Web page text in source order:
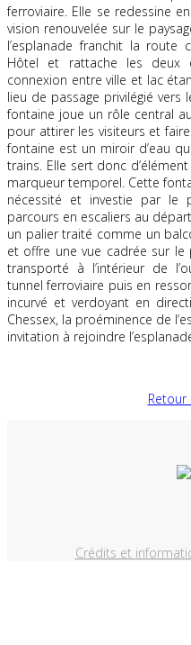
ferroviaire. Elle se redessine
vision renouvelée sur le
l’esplanade franchit la route
Hôtel et rattache les deux
connexion entre ville et lac
lieu de passage privilégié vers
fontaine joue un rôle central
pour attirer les visiteurs et
fontaine est un miroir d’eau
trains. Elle sert donc
marqueur temporel. Cette
nécessité et investie par le
parcours en escaliers au
un palier traité comme un
et offre une vue cadrée sur le
transporté à l’intérieur de
tunnel ferroviaire puis en
incurvé et verdoyant en
Chessex, la proéminence de
invitation à rejoindre
Retour
Crédits et